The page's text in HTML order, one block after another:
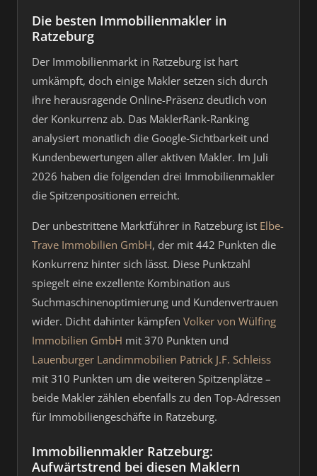
Die besten Immobilienmakler in
Ratzeburg
Der Immobilienmarkt in Ratzeburg ist hart
umkämpft, doch einige Makler setzen sich durch
ihre herausragende Online-Präsenz deutlich von
der Konkurrenz ab. Das MaklerRank-Ranking
analysiert monatlich die Google-Sichtbarkeit und
Kundenbewertungen aller aktiven Makler. Im Juli
2026 haben die folgenden drei Immobilienmakler
die Spitzenpositionen erreicht.
Der unbestrittene Marktführer in Ratzeburg ist Elbe-
Trave Immobilien GmbH, der mit 442 Punkten die
Konkurrenz hinter sich lässt. Diese Punktzahl
spiegelt eine exzellente Kombination aus
Suchmaschinenoptimierung und Kundenvertrauen
wider. Dicht dahinter kämpfen Volker von Wülfing
Immobilien GmbH mit 370 Punkten und
Lauenburger Landimmobilien Patrick J.F. Schleiss
mit 310 Punkten um die weiteren Spitzenplätze –
beide Makler zählen ebenfalls zu den Top-Adressen
für Immobiliengeschäfte in Ratzeburg.
Immobilienmakler Ratzeburg:
Aufwärtstrend bei diesen Maklern